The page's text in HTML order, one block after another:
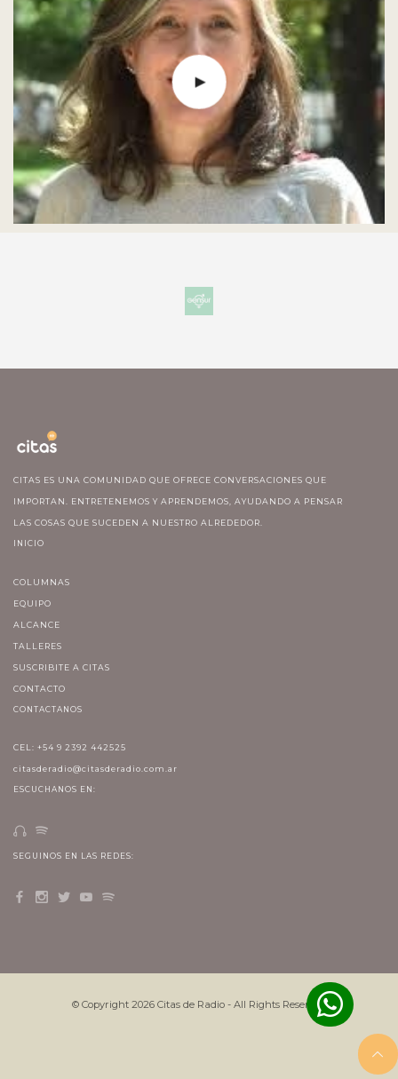
CITAS ES UNA COMUNIDAD QUE OFRECE CONVERSACIONES QUE
IMPORTAN. ENTRETENEMOS Y APRENDEMOS, AYUDANDO A PENSAR
LAS COSAS QUE SUCEDEN A NUESTRO ALREDEDOR.
INICIO
COLUMNAS
EQUIPO
ALCANCE
TALLERES
SUSCRIBITE A CITAS
CONTACTO
CONTACTANOS
CEL: +54 9 2392 442525
citasderadio@citasderadio.com.ar
ESCUCHANOS EN:
SEGUINOS EN LAS REDES:
© Copyright 2026 Citas de Radio - All Rights Reserved